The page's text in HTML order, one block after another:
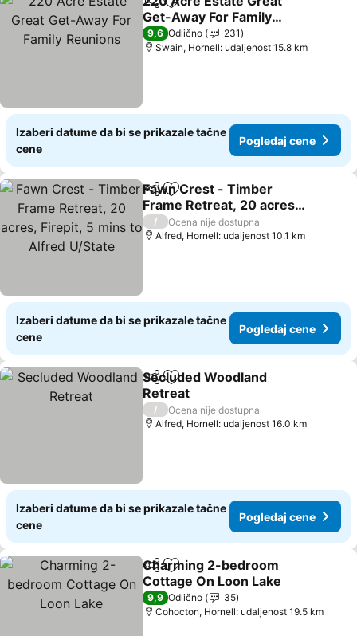
Deli Dodati u favorite
Get-Away For Family
Reunions
9,6 Odlično
231
Swain, Hornell: udaljenost 15.8 km
Izaberi datume da bi se prikazale tačne
cene
Pogledaj cene
Deli Dodati u favorite
Fawn Crest - Timber
Frame Retreat, 20 acres,
Firepit, 5 mins to Alfred
U/State
/
Ocena nije dostupna
Alfred, Hornell: udaljenost 10.1 km
Izaberi datume da bi se prikazale tačne
cene
Pogledaj cene
Deli Dodati u favorite
Secluded Woodland
Retreat
/
Ocena nije dostupna
Alfred, Hornell: udaljenost 16.0 km
Izaberi datume da bi se prikazale tačne
cene
Pogledaj cene
Deli Dodati u favorite
Charming 2-bedroom
Cottage On Loon Lake
9,9 Odlično
35
Cohocton, Hornell: udaljenost 19.5 km